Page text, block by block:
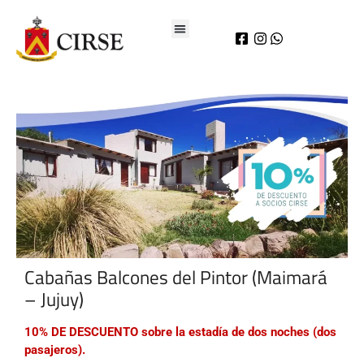
Cabañas Balcones del Pintor (Maimará
– Jujuy)
10% DE DESCUENTO sobre la estadía de dos noches (dos
pasajeros).